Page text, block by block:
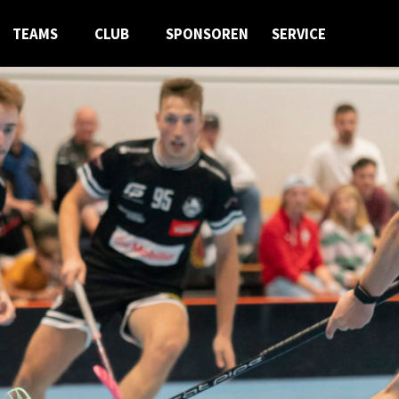
TEAMS CLUB SPONSOREN SERVICE